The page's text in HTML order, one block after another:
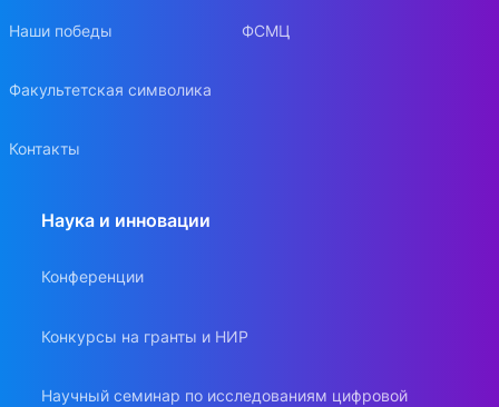
Наши победы
Факультетская символика
Контакты
ФСМЦ
Наука и инновации
Конференции
Конкурсы на гранты и НИР
Научный семинар по исследованиям цифровой